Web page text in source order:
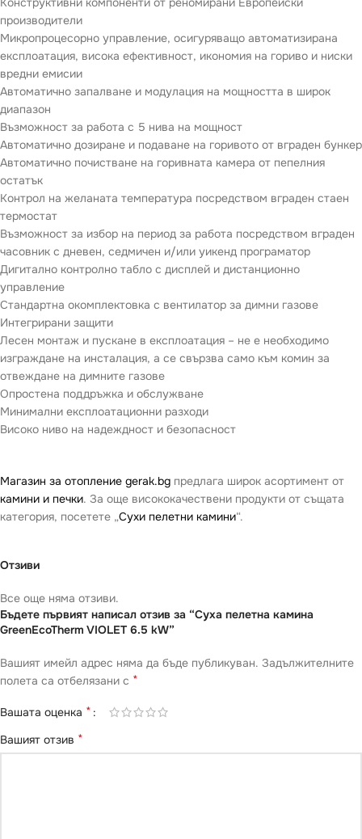
производители
Микропроцесорно управление, осигуряващо автоматизирана
експлоатация, висока ефективност, икономия на гориво и ниски
вредни емисии
Автоматично запалване и модулация на мощността в широк
диапазон
Възможност за работа с 5 нива на мощност
Автоматично дозиране и подаване на горивото от вграден бункер
Автоматично почистване на горивната камера от пепелния
остатък
Контрол на желаната температура посредством вграден стаен
термостат
Възможност за избор на период за работа посредством вграден
часовник с дневен, седмичен и/или уикенд програматор
Дигитално контролно табло с дисплей и дистанционно
управление
Стандартна окомплектовка с вентилатор за димни газове
Интегрирани защити
Лесен монтаж и пускане в експлоатация – не е необходимо
изграждане на инсталация, а се свързва само към комин за
отвеждане на димните газове
Опростена поддръжка и обслужване
Минимални експлоатационни разходи
Високо ниво на надеждност и безопасност
Магазин за отопление gerak.bg предлага широк асортимент от
камини и печки. За още висококачествени продукти от същата
категория, посетете „Сухи пелетни камини“.
Отзиви
Все още няма отзиви.
Бъдете първият написал отзив за “Суха пелетна камина
GreenEcoTherm VIOLET 6.5 kW”
Вашият имейл адрес няма да бъде публикуван. Задължителните
полета са отбелязани с *
Вашата оценка *
Вашият отзив *